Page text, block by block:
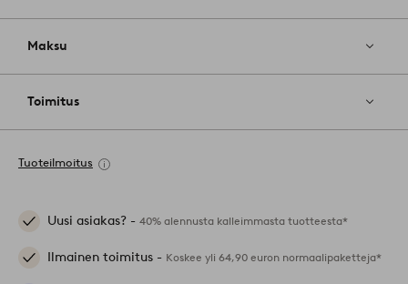
Maksu
Toimitus
Tuoteilmoitus
Uusi asiakas? - 40% alennusta kalleimmasta tuotteesta*
Ilmainen toimitus - Koskee yli 64,90 euron normaalipaketteja*